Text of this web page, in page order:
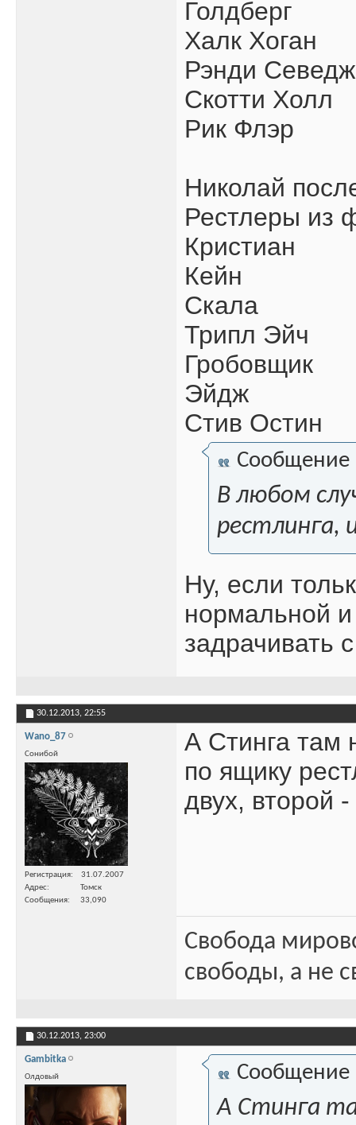
Голдберг
Халк Хоган
Рэнди Севедж
Скотти Холл
Рик Флэр
Николай
Рестлеры из
Кристиан
Кейн
Скала
Трипл Эйч
Гробовщик
Эйдж
Стив Остин
Сообщение
В любом
рестлинга,
Ну, если
нормальной
задрачивать
30.12.2013, 22:55
Wano_87
Сонибой
Регистрация
31.07.2007
Адрес
Томск
Сообщения
33,090
А Стинга там
по ящику
двух, второй
Свобода
свободы, а не
30.12.2013, 23:00
Gambitka
Олдовый Сообщение
А Стинга